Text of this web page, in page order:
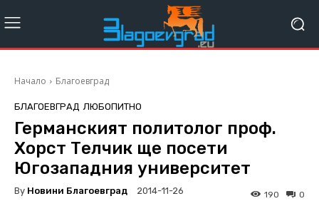
Начало Благоевград
БЛАГОЕВГРАД ЛЮБОПИТНО
Германският политолог проф.
Хорст Телчик ще посети
Югозападния университет
By Новини Благоевград 2014-11-26 0
190